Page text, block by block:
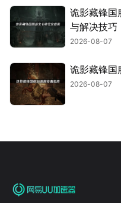
诡影藏锋国
与解决技巧
2026-08-07
诡影藏锋国
2026-08-07